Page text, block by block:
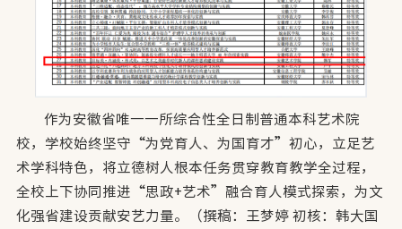
作为安徽省唯一一所综合性全日制普通本科艺术院
校，学校始终坚守“为党育人、为国育才”初心，立足艺
术学科特色，将立德树人根本任务贯穿教育教学全过程，
全校上下协同推进“思政+艺术”融合育人模式探索，为文
化强省建设贡献安艺力量。（撰稿：王梦婷 初核：韩大国